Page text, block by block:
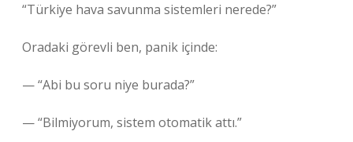
“Türkiye hava savunma sistemleri nerede?”
Oradaki görevli ben, panik içinde:
— “Abi bu soru niye burada?”
— “Bilmiyorum, sistem otomatik attı.”